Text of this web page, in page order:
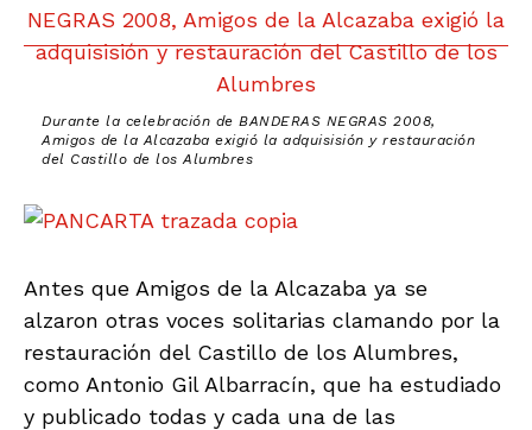
Durante la celebración de BANDERAS NEGRAS 2008,
Amigos de la Alcazaba exigió la adquisisión y restauración
del Castillo de los Alumbres
Antes que Amigos de la Alcazaba ya se
alzaron otras voces solitarias clamando por la
restauración del Castillo de los Alumbres,
como Antonio Gil Albarracín, que ha estudiado
y publicado todas y cada una de las